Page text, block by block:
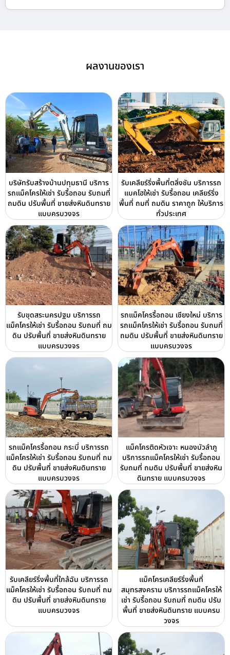
ผลงานของเรา
บริษัทรับสร้างบ้านปทุมธานี บริการ
รถแม็คโครให้เช่า รับรื้อถอน รับถมที่
ถมดิน ปรับพื้นที่ ขายส่งหินดินทราย
แบบครบวงจร
รับเคลียร์ริ่งพื้นที่ตลิ่งชัน บริการรถ
แบคโฮให้เช่า รับรื้อถอน เคลียร์ริ่ง
พื้นที่ ถมที่ ถมดิน ราคาถูก ให้บริการ
ทั่วประเทศ
รับขุดสระนครปฐม บริการรถ
แม็คโครให้เช่า รับรื้อถอน รับถมที่ ถม
ดิน ปรับพื้นที่ ขายส่งหินดินทราย
แบบครบวงจร
รถแม็คโครรื้อถอน เชียงใหม่ บริการ
รถแม็คโครให้เช่า รับรื้อถอน รับถมที่
ถมดิน ปรับพื้นที่ ขายส่งหินดินทราย
แบบครบวงจร
รถแม็คโครรื้อถอน กระบี่ บริการรถ
แม็คโครให้เช่า รับรื้อถอน รับถมที่ ถม
ดิน ปรับพื้นที่ ขายส่งหินดินทราย
แบบครบวงจร
แม็คโครติดหัวเจาะ หนองบัวลำภู
บริการรถแม็คโครให้เช่า รับรื้อถอน
รับถมที่ ถมดิน ปรับพื้นที่ ขายส่งหิน
ดินทราย แบบครบวงจร
รับเคลียร์ริ่งพื้นที่ใกล้ฉัน บริการรถ
แม็คโครให้เช่า รับรื้อถอน รับถมที่ ถม
ดิน ปรับพื้นที่ ขายส่งหินดินทราย
แบบครบวงจร
แม็คโครเคลียร์ริ่งพื้นที่
สมุทรสงคราม บริการรถแม็คโครให้
เช่า รับรื้อถอน รับถมที่ ถมดิน ปรับ
พื้นที่ ขายส่งหินดินทราย แบบครบ
วงจร